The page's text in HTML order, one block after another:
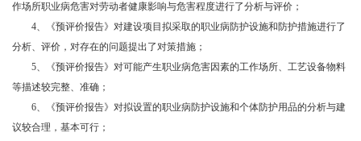
作场所职业病危害对劳动者健康影响与危害程度进行了分析与评价；
4、《预评价报告》对建设项目拟采取的职业病防护设施和防护措施进行了
分析、评价，对存在的问题提出了对策措施；
5、《预评价报告》对可能产生职业病危害因素的工作场所、工艺设备物料
等描述较完整、准确；
6、《预评价报告》对拟设置的职业病防护设施和个体防护用品的分析与建
议较合理，基本可行；